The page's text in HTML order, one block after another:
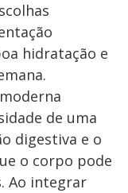
hidratação e
de uma
digestiva e o
o corpo pode
Ao integrar